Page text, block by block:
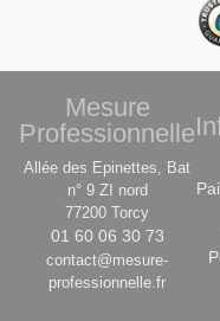
Mesure
Professionnelle
Allée des Epinettes, Bat
n° 9 ZI nord
77200 Torcy
01 60 06 30 73
contact@mesure-
professionnelle.fr